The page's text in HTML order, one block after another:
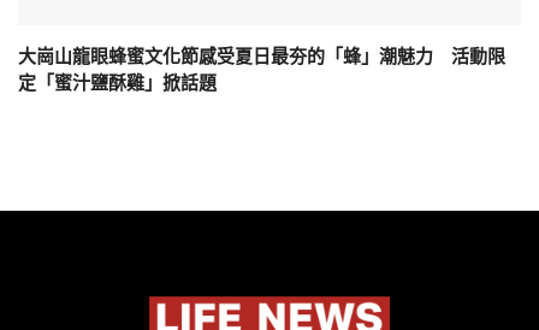
大崗山龍眼蜂蜜文化節感受夏日最夯的「蜂」潮魅力 活動限
定「蜜汁鹽酥雞」掀話題